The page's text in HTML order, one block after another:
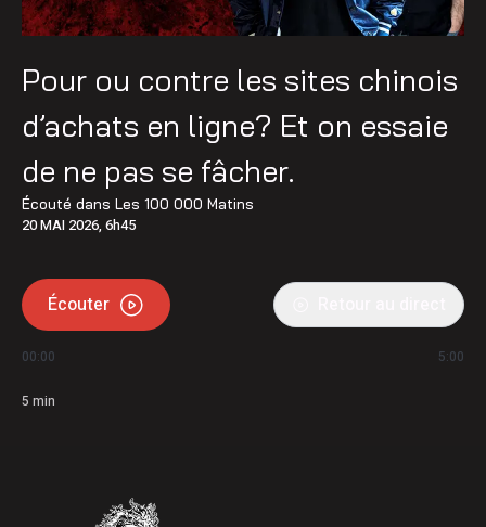
Pour ou contre les sites chinois
d’achats en ligne? Et on essaie
de ne pas se fâcher.
Écouté dans Les 100 000 Matins
20 MAI 2026, 6h45
Écouter
00:00 5:00
5 min